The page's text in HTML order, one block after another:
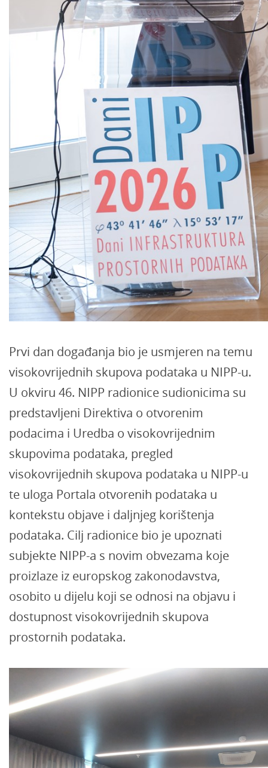
Prvi dan događanja bio je usmjeren na temu
visokovrijednih skupova podataka u NIPP-u.
U okviru 46. NIPP radionice sudionicima su
predstavljeni Direktiva o otvorenim
podacima i Uredba o visokovrijednim
skupovima podataka, pregled
visokovrijednih skupova podataka u NIPP-u
te uloga Portala otvorenih podataka u
kontekstu objave i daljnjeg korištenja
podataka. Cilj radionice bio je upoznati
subjekte NIPP-a s novim obvezama koje
proizlaze iz europskog zakonodavstva,
osobito u dijelu koji se odnosi na objavu i
dostupnost visokovrijednih skupova
prostornih podataka.